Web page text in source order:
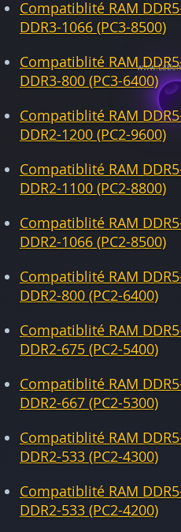
Compatiblité RAM
DDR3-1066 (PC3-8500)
Compatiblité RAM
DDR3-800 (PC3-6400)
Compatiblité RAM
DDR2-1200 (PC2-9600)
Compatiblité RAM
DDR2-1100 (PC2-8800)
Compatiblité RAM
DDR2-1066 (PC2-8500)
Compatiblité RAM
DDR2-800 (PC2-6400)
Compatiblité RAM
DDR2-675 (PC2-5400)
Compatiblité RAM
DDR2-667 (PC2-5300)
Compatiblité RAM
DDR2-533 (PC2-4300)
Compatiblité RAM
DDR2-533 (PC2-4200)